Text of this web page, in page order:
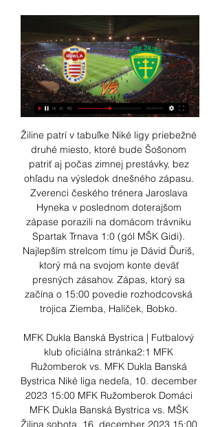
Žiline patrí v tabuľke Niké ligy priebežné
druhé miesto, ktoré bude Šošonom
patriť aj počas zimnej prestávky, bez
ohľadu na výsledok dnešného zápasu.
Zverenci českého trénera Jaroslava
Hyneka v poslednom doterajšom
zápase porazili na domácom trávniku
Spartak Trnava 1:0 (gól MŠK Gidi).
Najlepším strelcom tímu je Dávid Ďuriš,
ktorý má na svojom konte deväť
presných zásahov. Zápas, ktorý sa
začína o 15:00 povedie rozhodcovská
trojica Ziemba, Halíček, Bobko.
MFK Dukla Banská Bystrica | Futbalový
klub oficiálna stránka2:1 MFK
Ružomberok vs. MFK Dukla Banská
Bystrica Niké liga nedeľa, 10. december
2023 15:00 MFK Ružomberok Domáci
MFK Dukla Banská Bystrica vs. MŠK
Žilina sobota, 16. december 2023 15:00